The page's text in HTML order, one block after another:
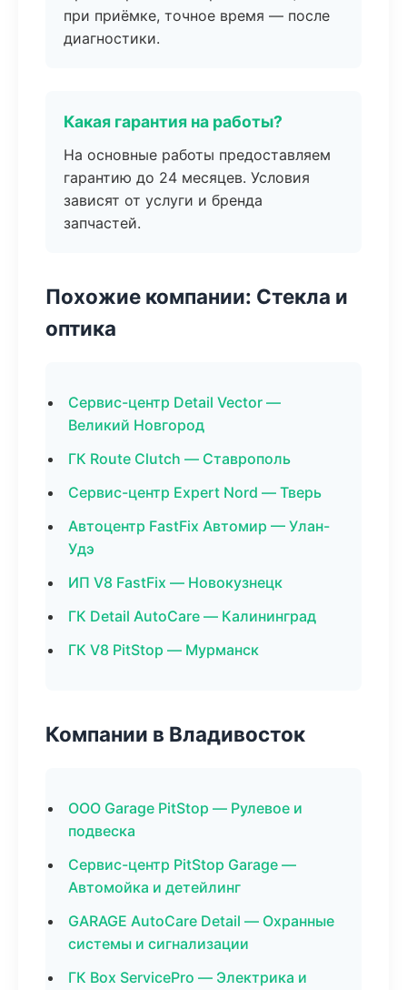
при приёмке, точное время — после
диагностики.
Какая гарантия на работы?
На основные работы предоставляем
гарантию до 24 месяцев. Условия
зависят от услуги и бренда
запчастей.
Похожие компании: Стекла и
оптика
Сервис-центр Detail Vector —
Великий Новгород
ГК Route Clutch — Ставрополь
Сервис-центр Expert Nord — Тверь
Автоцентр FastFix Автомир — Улан-
Удэ
ИП V8 FastFix — Новокузнецк
ГК Detail AutoCare — Калининград
ГК V8 PitStop — Мурманск
Компании в Владивосток
ООО Garage PitStop — Рулевое и
подвеска
Сервис-центр PitStop Garage —
Автомойка и детейлинг
GARAGE AutoCare Detail — Охранные
системы и сигнализации
ГК Box ServicePro — Электрика и